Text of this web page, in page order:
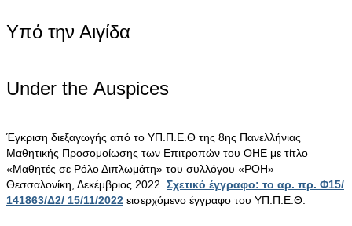
Υπό την Αιγίδα
Under the Αuspices
Έγκριση διεξαγωγής από το ΥΠ.Π.Ε.Θ της 8ης Πανελλήνιας
Μαθητικής Προσομοίωσης των Επιτροπών του ΟΗΕ με τίτλο
«Μαθητές σε Ρόλο Διπλωμάτη» του συλλόγου «ΡΟΗ» –
Θεσσαλονίκη, Δεκέμβριος 2022. Σχετικό έγγραφο: το αρ. πρ. Φ15/
141863/Δ2/ 15/11/2022 εισερχόμενο έγγραφο του ΥΠ.Π.Ε.Θ.